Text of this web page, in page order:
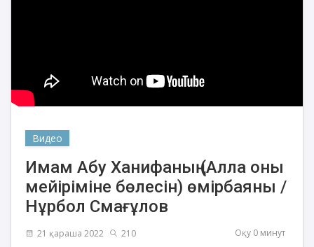
Видео
Имам Абу Ханифаның (Алла оны
мейіріміне бөлесін) өмірбаяны /
Нұрбол Смағұлов
21 қараша 2022 210 Оқу 0 минут